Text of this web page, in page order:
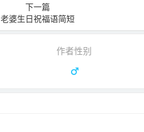
下一篇
老婆生日祝福语简短
作者性别